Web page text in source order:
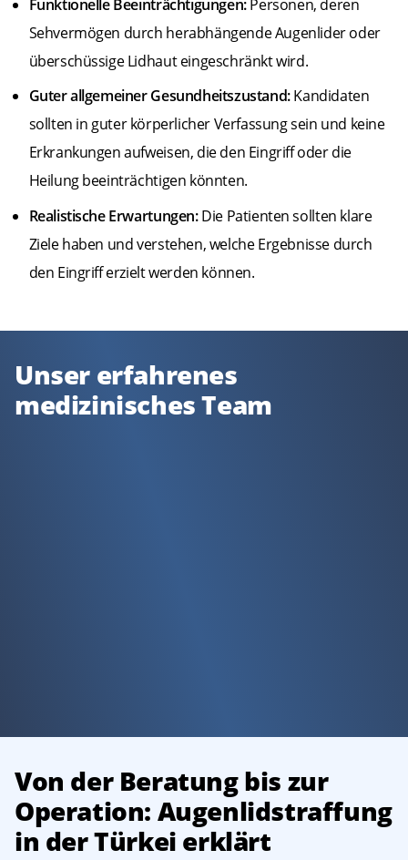
Funktionelle Beeinträchtigungen:Personen, deren
Sehvermögen durch herabhängende Augenlider oder
überschüssige Lidhaut eingeschränkt wird.
Guter allgemeiner Gesundheitszustand:Kandidaten
sollten in guter körperlicher Verfassung sein und keine
Erkrankungen aufweisen, die den Eingriff oder die
Heilung beeinträchtigen könnten.
Realistische Erwartungen:Die Patienten sollten klare
Ziele haben und verstehen, welche Ergebnisse durch
den Eingriff erzielt werden können.
Unser erfahrenes
medizinisches Team
Von der Beratung bis zur
Operation: Augenlidstraffung
in der Türkei erklärt